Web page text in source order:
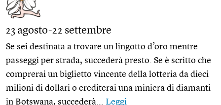
23 agosto-22 settembre
Se sei destinata a trovare un lingotto d’oro mentre
passeggi per strada, succederà presto. Se è scritto che
comprerai un biglietto vincente della lotteria da dieci
milioni di dollari o erediterai una miniera di diamanti
in Botswana, succederà... Leggi